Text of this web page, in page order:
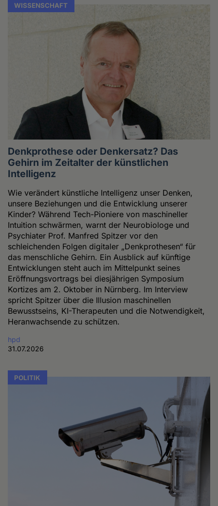
WISSENSCHAFT
Denkprothese oder Denkersatz? Das
Gehirn im Zeitalter der künstlichen
Intelligenz
Wie verändert künstliche Intelligenz unser Denken,
unsere Beziehungen und die Entwicklung unserer
Kinder? Während Tech-Pioniere von maschineller
Intuition schwärmen, warnt der Neurobiologe und
Psychiater Prof. Manfred Spitzer vor den
schleichenden Folgen digitaler „Denkprothesen“ für
das menschliche Gehirn. Ein Ausblick auf künftige
Entwicklungen steht auch im Mittelpunkt seines
Eröffnungsvortrags bei diesjährigen Symposium
Kortizes am 2. Oktober in Nürnberg. Im Interview
spricht Spitzer über die Illusion maschinellen
Bewusstseins, KI-Therapeuten und die Notwendigkeit,
Heranwachsende zu schützen.
hpd
31.07.2026
POLITIK